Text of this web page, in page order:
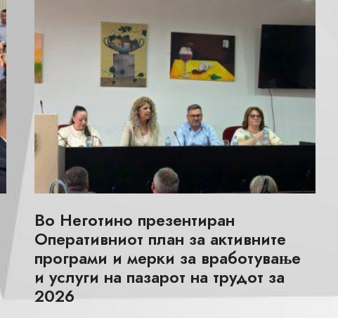
Во Неготино презентиран
Оперативниот план за активните
програми и мерки за вработување
и услуги на пазарот на трудот за
2026